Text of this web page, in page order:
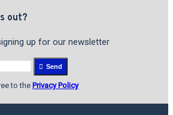
out?
up for our newsletter
Send
to the Privacy Policy